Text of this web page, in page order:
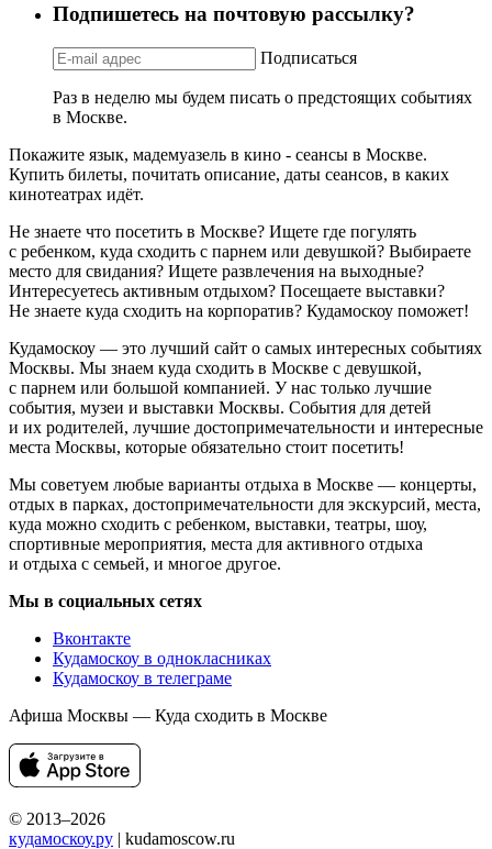
Подпишетесь на почтовую рассылку?
Подписаться
Раз в неделю мы будем писать о предстоящих событиях
в Москве.
Покажите язык, мадемуазель в кино - сеансы в Москве.
Купить билеты, почитать описание, даты сеансов, в каких
кинотеатрах идёт.
Не знаете что посетить в Москве? Ищете где погулять
с ребенком, куда сходить с парнем или девушкой? Выбираете
место для свидания? Ищете развлечения на выходные?
Интересуетесь активным отдыхом? Посещаете выставки?
Не знаете куда сходить на корпоратив? Кудамоскоу поможет!
Кудамоскоу — это лучший сайт о самых интересных событиях
Москвы. Мы знаем куда сходить в Москве с девушкой,
с парнем или большой компанией. У нас только лучшие
события, музеи и выставки Москвы. События для детей
и их родителей, лучшие достопримечательности и интересные
места Москвы, которые обязательно стоит посетить!
Мы советуем любые варианты отдыха в Москве — концерты,
отдых в парках, достопримечательности для экскурсий, места,
куда можно сходить с ребенком, выставки, театры, шоу,
спортивные мероприятия, места для активного отдыха
и отдыха с семьей, и многое другое.
Мы в социальных сетях
Вконтакте
Кудамоскоу в однокласниках
Кудамоскоу в телеграме
Афиша Москвы — Куда сходить в Москве
© 2013–2026
кудамоскоу.ру | kudamoscow.ru